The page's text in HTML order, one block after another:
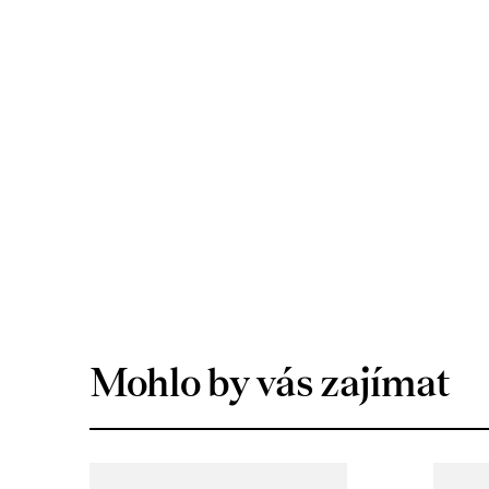
Mohlo by vás zajímat